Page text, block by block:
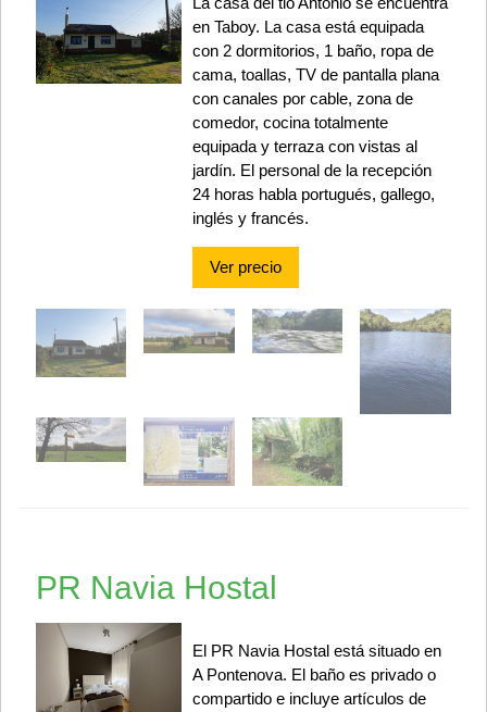
en Taboy. La casa está equipada
con 2 dormitorios, 1 baño, ropa de
cama, toallas, TV de pantalla plana
con canales por cable, zona de
comedor, cocina totalmente
equipada y terraza con vistas al
jardín. El personal de la recepción
24 horas habla portugués, gallego,
inglés y francés.
Ver precio
PR Navia Hostal
El PR Navia Hostal está situado en
A Pontenova. El baño es privado o
compartido e incluye artículos de